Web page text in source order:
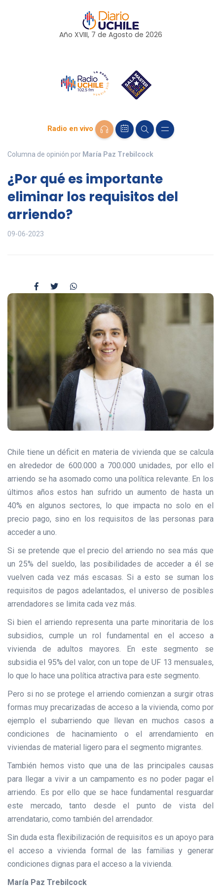
Año XVIII, 7 de Agosto de 2026
Radio en vivo
Columna de opinión por María Paz Trebilcock
¿Por qué es importante
eliminar los requisitos del
arriendo?
09-06-2023
Chile tiene un déficit en materia de vivienda que se calcula
en alrededor de 600.000 a 700.000 unidades, por ello el
arriendo se ha asomado como una política relevante. En los
últimos años estos han sufrido un aumento de hasta un
40% en algunos sectores, lo que impacta no solo en el
precio pago, sino en los requisitos de las personas para
acceder a uno.
Si se pretende que el precio del arriendo no sea más que
un 25% del sueldo, las posibilidades de acceder a él se
vuelven cada vez más escasas. Si a esto se suman los
requisitos de pagos adelantados, el universo de posibles
arrendadores se limita cada vez más.
Si bien el arriendo representa una parte minoritaria de los
subsidios, cumple un rol fundamental en el acceso a
vivienda de adultos mayores. En este segmento se
subsidia el 95% del valor, con un tope de UF 13 mensuales,
lo que lo hace una política atractiva para este segmento.
Pero si no se protege el arriendo comienzan a surgir otras
formas muy precarizadas de acceso a la vivienda, como por
ejemplo el subarriendo que llevan en muchos casos a
condiciones de hacinamiento o el arrendamiento en
viviendas de material ligero para el segmento migrantes.
También hemos visto que una de las principales causas
para llegar a vivir a un campamento es no poder pagar el
arriendo. Es por ello que se hace fundamental resguardar
este mercado, tanto desde el punto de vista del
arrendatario, como también del arrendador.
Sin duda esta flexibilización de requisitos es un apoyo para
el acceso a vivienda formal de las familias y generar
condiciones dignas para el acceso a la vivienda.
María Paz Trebilcock